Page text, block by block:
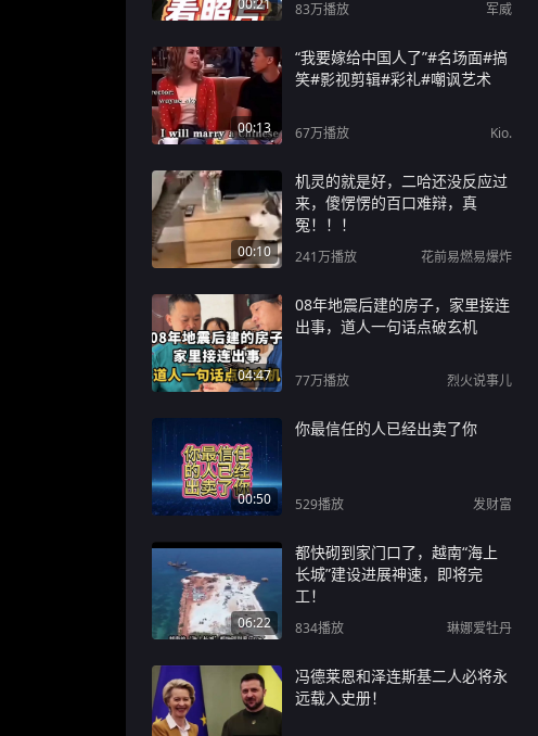
00:21 83万播放 军威
00:13
“我要嫁给中国人了”#名场面#搞
笑#影视剪辑#彩礼#嘲讽艺术
67万播放 Kio.
00:10
机灵的就是好，二哈还没反应过
来，傻愣愣的百口难辩，真
冤！！！
241万播放 花前易燃易爆炸
04:47
08年地震后建的房子，家里接连
出事，道人一句话点破玄机
77万播放 烈火说事儿
00:50
你最信任的人已经出卖了你
529播放 发财富
06:22
都快砌到家门口了，越南“海上
长城”建设进展神速，即将完
工！
834播放 琳娜爱牡丹
冯德莱恩和泽连斯基二人必将永
远载入史册！